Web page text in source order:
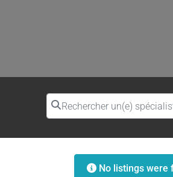
Rechercher un(e) spécialiste
No listings were